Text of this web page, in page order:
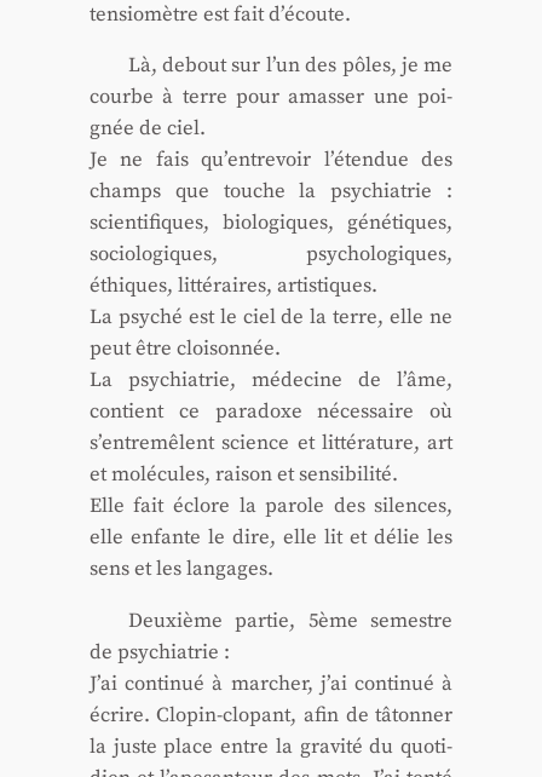
ten­sio­mètre est fait d’écoute.
Là, debout sur l’un des pôles, je me
courbe à terre pour amas­ser une poi­
gnée de ciel.
Je ne fais qu’entrevoir l’étendue des
champs que touche la psy­chia­trie :
scien­ti­fiques, bio­lo­giques, géné­tiques,
socio­lo­giques, psy­cho­lo­giques,
éthiques, lit­té­raires, artis­tiques.
La psy­ché est le ciel de la terre, elle ne
peut être cloi­son­née.
La psy­chia­trie, méde­cine de l’âme,
contient ce para­doxe néces­saire où
s’entremêlent science et lit­té­ra­ture, art
et molé­cules, rai­son et sen­si­bi­li­té.
Elle fait éclore la parole des silences,
elle enfante le dire, elle lit et délie les
sens et les lan­gages.
Deuxième par­tie, 5ème semestre
de psy­chia­trie :
J’ai conti­nué à mar­cher, j’ai conti­nué à
écrire. Clo­pin-clo­pant, afin de tâton­ner
la juste place entre la gra­vi­té du quo­ti­